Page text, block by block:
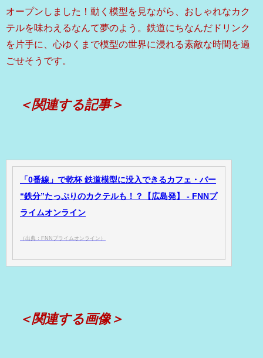
オープンしました！動く模型を見ながら、おしゃれなカク
テルを味わえるなんて夢のよう。鉄道にちなんだドリンク
を片手に、心ゆくまで模型の世界に浸れる素敵な時間を過
ごせそうです。
＜関連する記事＞
「0番線」で乾杯 鉄道模型に没入できるカフェ・バー
“鉄分”たっぷりのカクテルも！？【広島発】 - FNNプ
ライムオンライン
（出典：FNNプライムオンライン）
＜関連する画像＞